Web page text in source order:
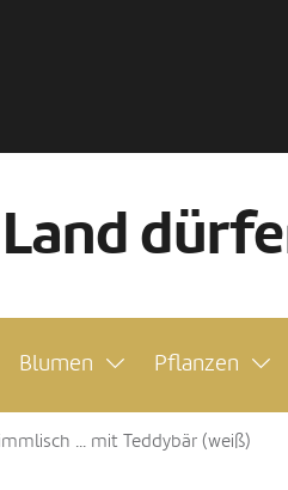
Blumen Pflanzen
... mit Teddybär (weiß)